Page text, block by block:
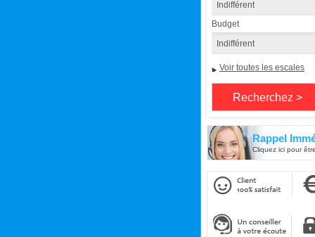
Budget
Voir toutes les escales
Rappel
Cliquez ici pour